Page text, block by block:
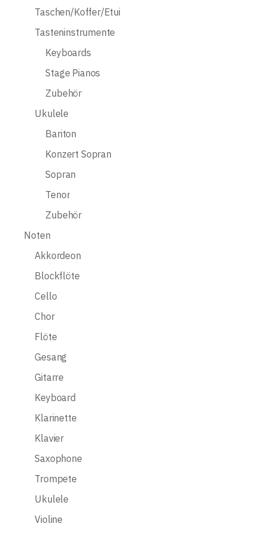
Taschen/Koffer/Etui
Tasteninstrumente
Keyboards
Stage Pianos
Zubehör
Ukulele
Bariton
Konzert Sopran
Sopran
Tenor
Zubehör
Noten
Akkordeon
Blockflöte
Cello
Chor
Flöte
Gesang
Gitarre
Keyboard
Klarinette
Klavier
Saxophone
Trompete
Ukulele
Violine